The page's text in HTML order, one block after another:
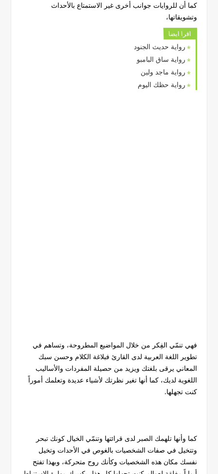
كما أن للروايات جوانب أخرى غير الاستمتاع بالأحداث
وتشويقاتها،
اقرا ايضا
رواية حديث الجنود
رواية ساق البامبو
رواية ماجد ولين
رواية حظك اليوم
فهي تنمّي الفِكر من خلال المواضيع المطروحة، وتساهم في
تطوير اللغة العربية لدى القارئ فبلاغة الكلام وحسن سبك
المعاني يرقى بلغتك ويزيد من حصيلة المفردات والأساليب
اللغوية لديك، كما أنها تغير نظرتك لأشياء عديدة وتعلمك أموراً
كنت تجهلها.
كما وأنها تلهمك الصبر لدى قرائتها وتنمّي الخيال كونك تبحر
وتتخيل في صفات الشخصيات بالغوص في الأحدات وتخيل
نفسك مكان هذه الشخصيات وكأنك روح متحركة، وبهذا تفتح